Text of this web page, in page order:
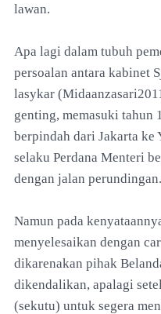
lawan.
Apa lagi dalam tubuh
persoalan antara kabinet
lasykar
genting, memasuki tahun
berpindah dari Jakarta ke
selaku Perdana Menteri
dengan jalan perundingan.
Namun pada
menyelesaikan dengan
dikarenakan pihak
dikendalikan, apalagi
(sekutu) untuk segera